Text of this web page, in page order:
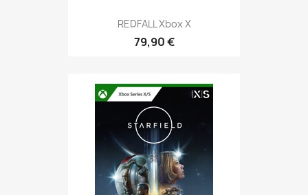
REDFALL Xbox X
79,90 €